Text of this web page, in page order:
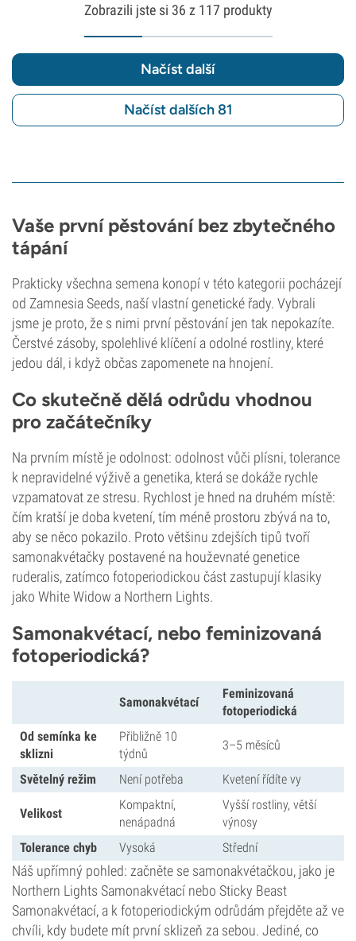
Zobrazili jste si 36 z 117 produkty
Načíst další
Načíst dalších 81
Vaše první pěstování bez zbytečného
tápání
Prakticky všechna semena konopí v této kategorii pocházejí
od Zamnesia Seeds, naší vlastní genetické řady. Vybrali
jsme je proto, že s nimi první pěstování jen tak nepokazíte.
Čerstvé zásoby, spolehlivé klíčení a odolné rostliny, které
jedou dál, i když občas zapomenete na hnojení.
Co skutečně dělá odrůdu vhodnou
pro začátečníky
Na prvním místě je odolnost: odolnost vůči plísni, tolerance
k nepravidelné výživě a genetika, která se dokáže rychle
vzpamatovat ze stresu. Rychlost je hned na druhém místě:
čím kratší je doba kvetení, tím méně prostoru zbývá na to,
aby se něco pokazilo. Proto většinu zdejších tipů tvoří
samonakvétačky postavené na houževnaté genetice
ruderalis, zatímco fotoperiodickou část zastupují klasiky
jako White Widow a Northern Lights.
Samonakvétací, nebo feminizovaná
fotoperiodická?
Samonakvétací
Feminizovaná
fotoperiodická
Od semínka ke
sklizni
Přibližně 10
týdnů
3–5 měsíců
Světelný režim Není potřeba Kvetení řídíte vy
Velikost
Kompaktní,
nenápadná
Vyšší rostliny, větší
výnosy
Tolerance chyb
Vysoká Střední
Náš upřímný pohled: začněte se samonakvétačkou, jako je
Northern Lights Samonakvétací nebo Sticky Beast
Samonakvétací, a k fotoperiodickým odrůdám přejděte až ve
chvíli, kdy budete mít první sklizeň za sebou. Jediné, co